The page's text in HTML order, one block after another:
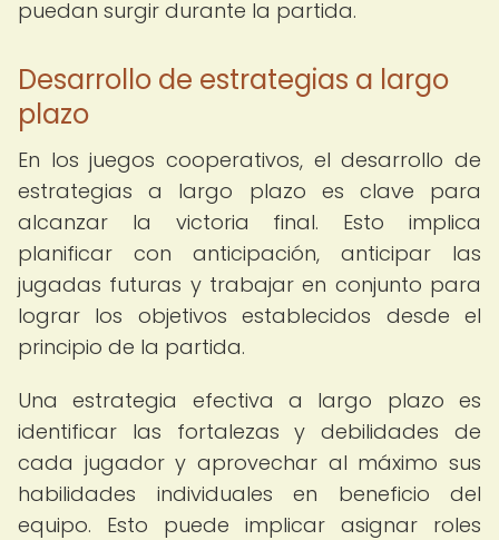
puedan surgir durante la partida.
Desarrollo de estrategias a largo
plazo
En los juegos cooperativos, el desarrollo de
estrategias a largo plazo es clave para
alcanzar la victoria final. Esto implica
planificar con anticipación, anticipar las
jugadas futuras y trabajar en conjunto para
lograr los objetivos establecidos desde el
principio de la partida.
Una estrategia efectiva a largo plazo es
identificar las fortalezas y debilidades de
cada jugador y aprovechar al máximo sus
habilidades individuales en beneficio del
equipo. Esto puede implicar asignar roles